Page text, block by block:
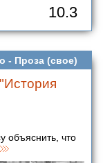
10.3
- Проза (свое)
объяснить, что